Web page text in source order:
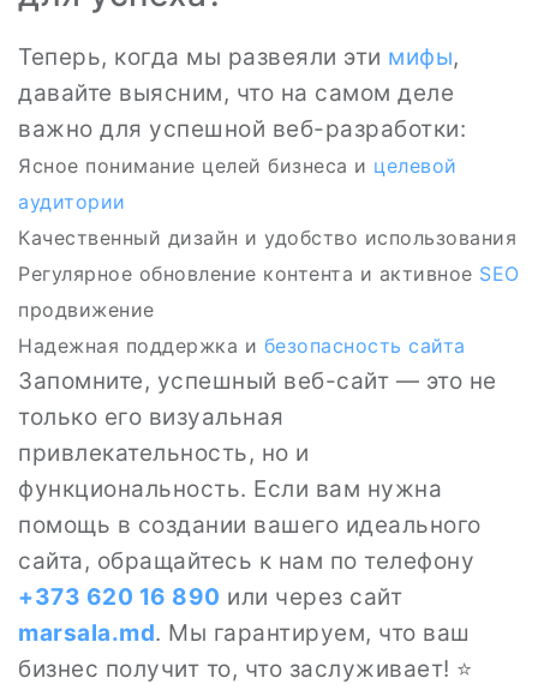
Теперь, когда мы развеяли эти мифы,
давайте выясним, что на самом деле
важно для успешной веб-разработки:
Ясное понимание целей бизнеса и целевой
аудитории
Качественный дизайн и удобство использования
Регулярное обновление контента и активное SEO
продвижение
Надежная поддержка и безопасность сайта
Запомните, успешный веб-сайт — это не
только его визуальная
привлекательность, но и
функциональность. Если вам нужна
помощь в создании вашего идеального
сайта, обращайтесь к нам по телефону
+373 620 16 890 или через сайт
marsala.md. Мы гарантируем, что ваш
бизнес получит то, что заслуживает! ⭐